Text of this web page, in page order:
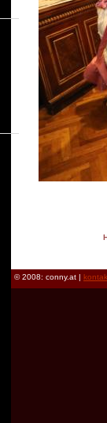
© 2008: conny.at |